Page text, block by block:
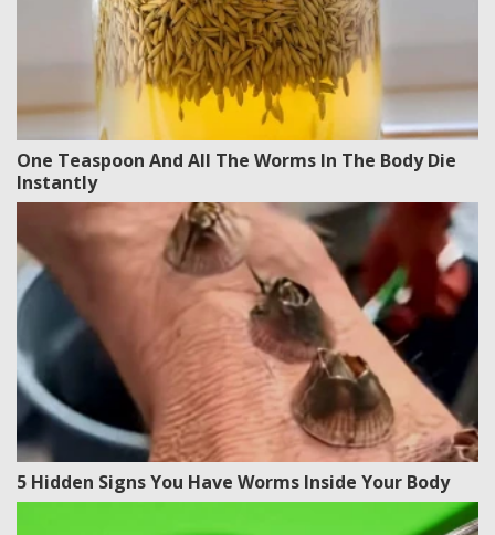
One Teaspoon And All The Worms In The Body Die
Instantly
5 Hidden Signs You Have Worms Inside Your Body